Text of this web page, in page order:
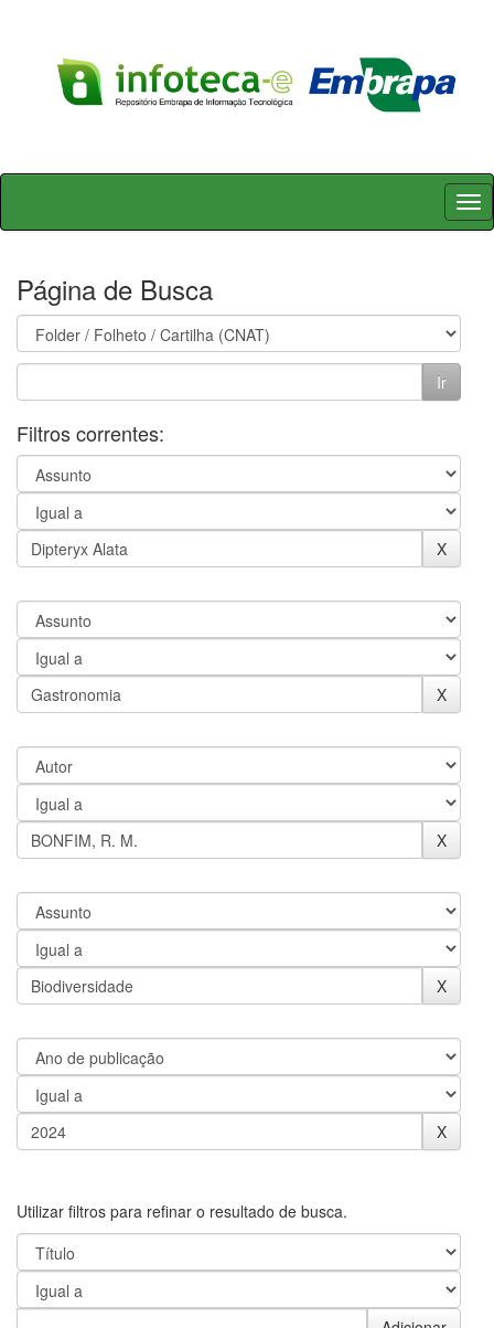
Skip
Página de Busca
Filtros correntes:
Utilizar filtros para refinar o resultado de busca.